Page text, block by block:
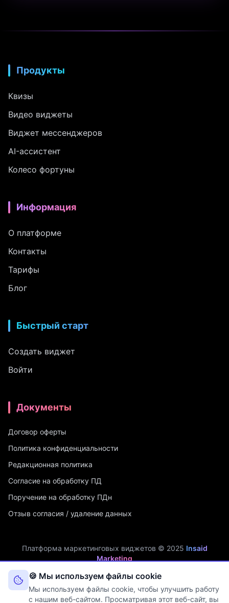
Продукты
Квизы
Видео виджеты
Виджет мессенджеров
AI-ассистент
Колесо фортуны
Информация
О платформе
Контакты
Тарифы
Блог
Быстрый старт
Создать виджет
Войти
Документы
Договор оферты
Политика конфиденциальности
Редакционная политика
Согласие на обработку ПД
Поручение на обработку ПДн
Отзыв согласия / удаление данных
Платформа маркетинговых виджетов © 2025 Insaid
Marketing
ИП Мухамадеев Р.А. | ИНН: 740704342750 | ОГРНИП:
321745600019048
Оператор персональных данных. Рег. № 74-25-030077 в реестре
🍪 Мы используем файлы cookie
Мы используем файлы cookie, чтобы улучшить работу
с нашим веб-сайтом. Просматривая этот веб-сайт, вы